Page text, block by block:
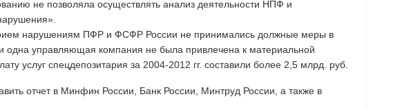
не позволяла осуществлять анализ деятельности НПФ и
нарушениям ПФР и ФСФР России не принимались должные меры в
управляющая компания не была привлечена к материальной
услуг спецдепозитария за 2004-2012 гг. составили более 2,5 млрд. руб.
отчет в Минфин России, Банк России, Минтруд России, а также в